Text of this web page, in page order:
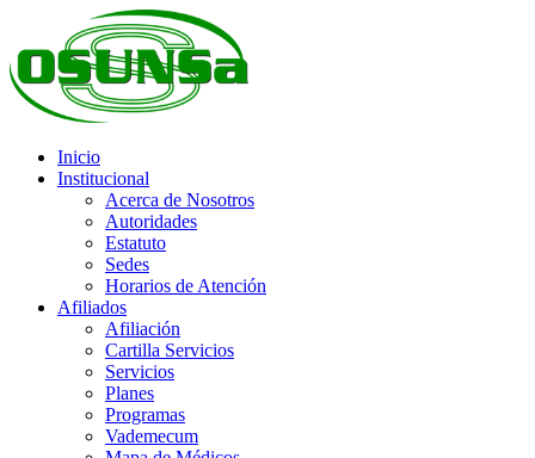
Inicio
Institucional
Acerca de Nosotros
Autoridades
Estatuto
Sedes
Horarios de Atención
Afiliados
Afiliación
Cartilla Servicios
Servicios
Planes
Programas
Vademecum